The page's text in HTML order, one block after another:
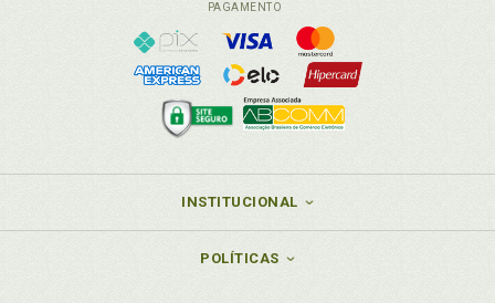
PAGAMENTO
INSTITUCIONAL
POLÍTICAS